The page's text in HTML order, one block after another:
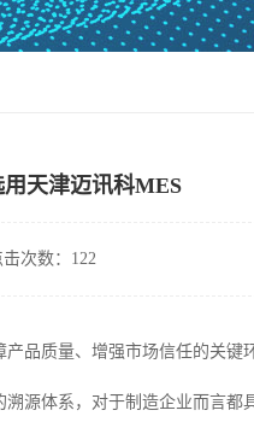
天津迈讯科MES
击次数：122
品质量、增强市场信任的关键
源体系，对于制造企业而言都